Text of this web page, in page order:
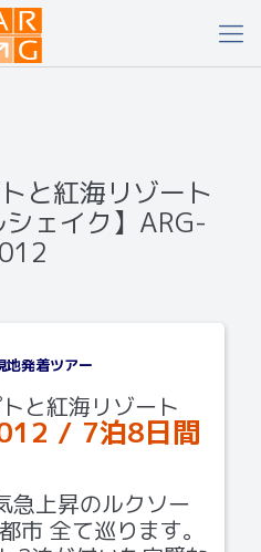
と紅海リゾート
シェイク】ARG-
地発着ツアー
と紅海リゾート
/ 7泊8日間
急上昇のルクソー
市 全て巡ります。